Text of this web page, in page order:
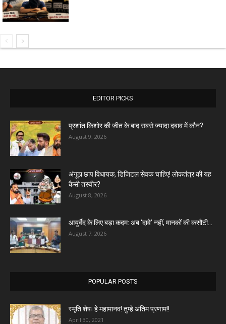
EDITOR PICKS
प्रशांत किशोर की जीत के बाद सबसे ज्यादा दबाव में कौन?
August 9, 2026
अंगूठा छाप विधायक, डिजिटल सेवक चाहिए! लोकतंत्र की यह
कैसी तस्वीर?
August 8, 2026
आयुर्वेद के लिए बड़ा कदम: अब ‘दावे’ नहीं, मानकों की कसौटी...
August 7, 2026
POPULAR POSTS
स्मृति शेषः हे महामानव! तुम्हे अंतिम प्रणाम!!
April 30, 2021